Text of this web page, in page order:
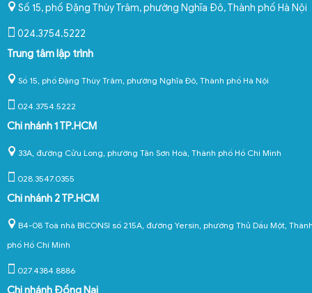
Số 15, phố Đặng Thùy Trâm, phường Nghĩa Đô,Thành phố Hà Nội
024.3754.5222
Trung tâm lập trình
Số 15, phố Đặng Thùy Trâm, phường Nghĩa Đô, Thành phố Hà Nội
024.3754.5222
Chi nhánh 1 TP.HCM
33A, đường Cửu Long, phường Tân Sơn Hoà, Thành phố Hồ Chí Minh
028.3547.0355
Chi nhánh 2 TP.HCM
B4-08 Toà nhà BICONSI số 215A, đường Yersin, phường Thủ Dầu Một,
phố Hồ Chí Minh
027.4384.8886
Chi nhánh Đồng Nai